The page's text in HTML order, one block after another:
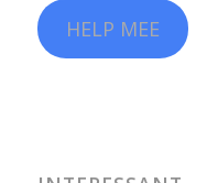
HELP MEE